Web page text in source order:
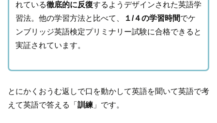
れている徹底的に反復するようデザインされた英語学
習法。他の学習方法と比べて、
１/４の学習時間でケ
ンブリッジ英語検定プリミナリー試験に合格できると
実証されています。
とにかくおうむ返しで口を動かして英語を聞いて英語で考
えて英語で答える「 訓練」です。